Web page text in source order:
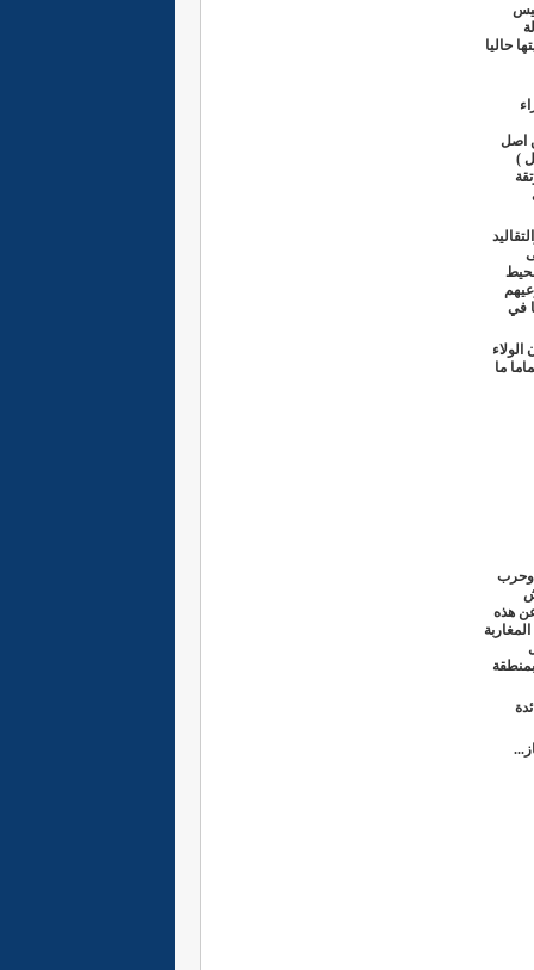
حاليا
اصل
)
في
ما
وحرب
عن هذه
...